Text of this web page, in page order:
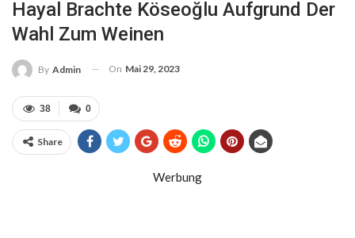
Hayal Brachte Köseoğlu Aufgrund Der
Wahl Zum Weinen
By Admin On Mai 29, 2023
0
38
Share
Werbung